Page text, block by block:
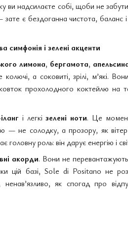
ви надсилаєте собі, щоби не
є бездоганна чистота, баланс і
симфонія і зелені акценти
лимона, бергамота,
а соковиті, зрілі, м’які.
прохолодного коктейлю на
і легкізелені ноти. Це
— не солодку, а прозору, як
роль: він дарує енергію і
акорди. Вони не
цій базі, Sole di Positano не
як спогад про